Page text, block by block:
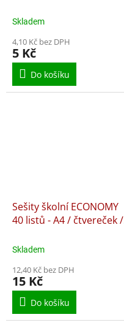
Skladem
4,10 Kč bez DPH
5 Kč
Do košíku
Sešity školní ECONOMY
40 listů - A4 / čtvereček /
Skladem
12,40 Kč bez DPH
15 Kč
Do košíku